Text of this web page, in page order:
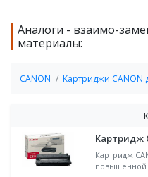
Аналоги - взаимо-
материалы:
CANON Картриджи CANON
Картридж
Картридж
повышенной